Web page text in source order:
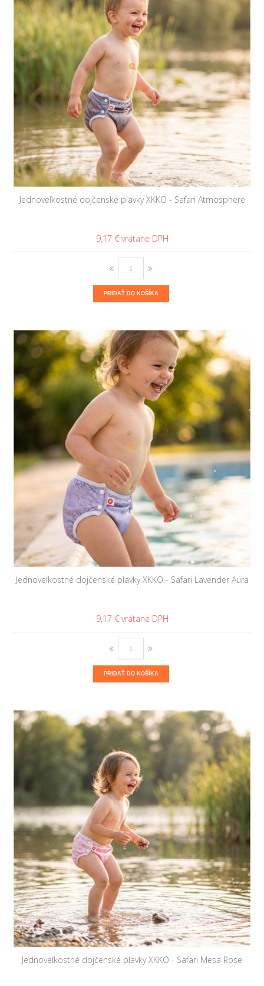
Jednoveľkostné dojčenské plavky XKKO - Safari Atmosphere
9,17 €
PRIDAŤ DO KOŠÍKA
Jednoveľkostné dojčenské plavky XKKO - Safari Lavender Aura
9,17 €
PRIDAŤ DO KOŠÍKA
Jednoveľkostné dojčenské plavky XKKO - Safari Mesa Rose